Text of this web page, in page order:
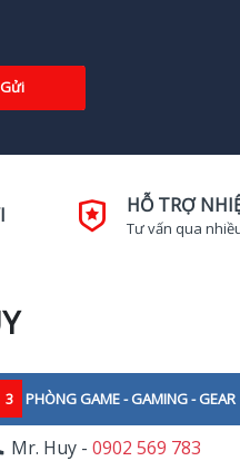
Gửi
HỖ TRỢ
Tư vấn qua
3 PHÒNG GAME - GAMING - GEAR
Mr. Huy - 0902 569 783